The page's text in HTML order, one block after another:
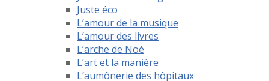
Juste éco
L’amour de la musique
L’amour des livres
L’arche de Noé
L’art et la manière
L’aumônerie des hôpitaux